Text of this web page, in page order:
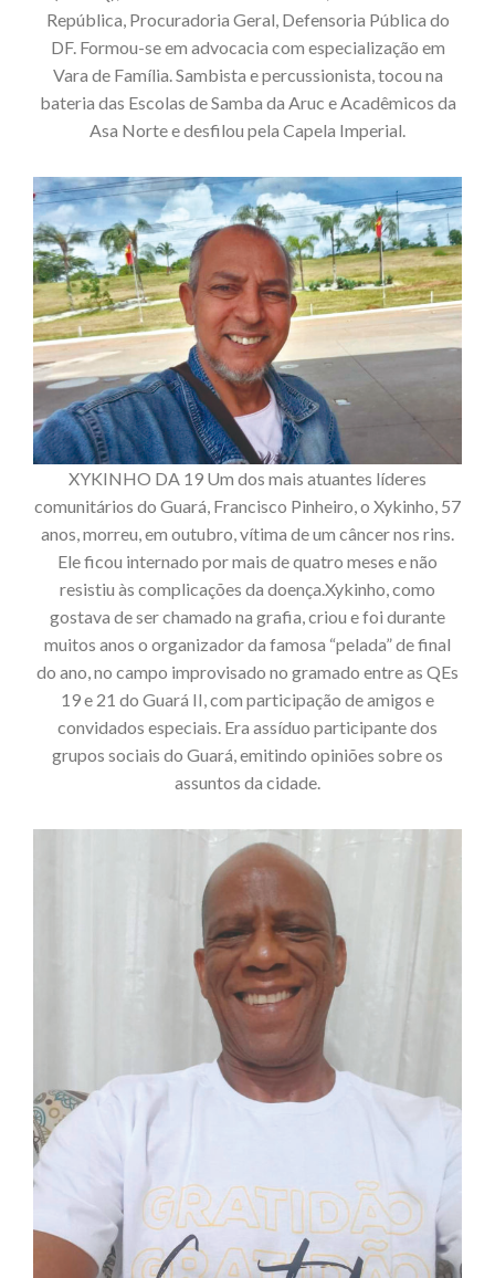
República, Procuradoria Geral, Defensoria Pública do
DF. Formou-se em advocacia com especialização em
Vara de Família. Sambista e percussionista, tocou na
bateria das Escolas de Samba da Aruc e Acadêmicos da
Asa Norte e desfilou pela Capela Imperial.
XYKINHO DA 19 Um dos mais atuantes líderes
comunitários do Guará, Francisco Pinheiro, o Xykinho, 57
anos, morreu, em outubro, vítima de um câncer nos rins.
Ele ficou internado por mais de quatro meses e não
resistiu às complicações da doença.Xykinho, como
gostava de ser chamado na grafia, criou e foi durante
muitos anos o organizador da famosa “pelada” de final
do ano, no campo improvisado no gramado entre as QEs
19 e 21 do Guará II, com participação de amigos e
convidados especiais. Era assíduo participante dos
grupos sociais do Guará, emitindo opiniões sobre os
assuntos da cidade.